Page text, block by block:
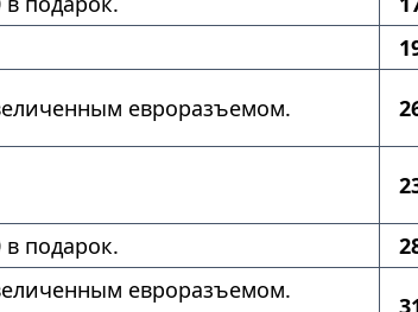
евроразъемом.
подарок.
евроразъемом.